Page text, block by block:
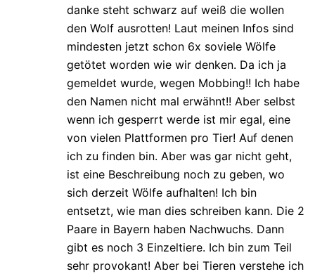
danke steht schwarz auf weiß die wollen
den Wolf ausrotten! Laut meinen Infos sind
mindesten jetzt schon 6x soviele Wölfe
getötet worden wie wir denken. Da ich ja
gemeldet wurde, wegen Mobbing!! Ich habe
den Namen nicht mal erwähnt!! Aber selbst
wenn ich gesperrt werde ist mir egal, eine
von vielen Plattformen pro Tier! Auf denen
ich zu finden bin. Aber was gar nicht geht,
ist eine Beschreibung noch zu geben, wo
sich derzeit Wölfe aufhalten! Ich bin
entsetzt, wie man dies schreiben kann. Die 2
Paare in Bayern haben Nachwuchs. Dann
gibt es noch 3 Einzeltiere. Ich bin zum Teil
sehr provokant! Aber bei Tieren verstehe ich